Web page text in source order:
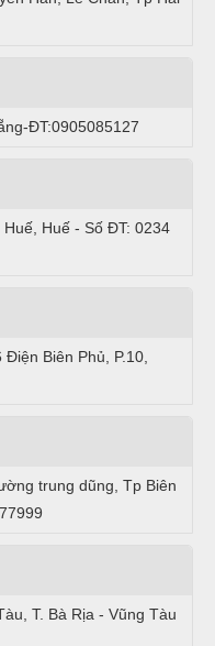
ĐT:0905085127
Huế - Số ĐT: 0234
Biên Phủ, P.10,
trung dũng, Tp Biên
T. Bà Rịa - Vũng Tàu